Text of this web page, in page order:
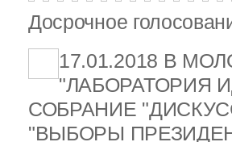
Досрочное
17.01.2018 В
"ЛАБОРАТОРИЯ
СОБРАНИЕ
"ВЫБОРЫ